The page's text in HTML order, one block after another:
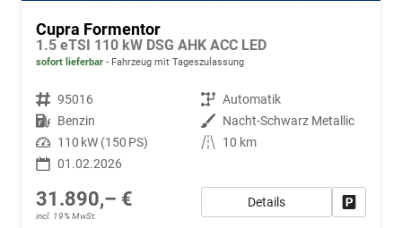
Cupra Formentor
1.5 eTSI 110 kW DSG AHK ACC LED
sofort lieferbar Fahrzeug mit Tageszulassung
Fahrzeugnr. 95016 Getriebe Automatik
Kraftstoff Benzin Außenfarbe Nacht-Schwarz Metallic
Leistung 110 kW (150 PS) Kilometerstand
10 km
01.02.2026
31.890,– €
incl. 19% MwSt.
Details